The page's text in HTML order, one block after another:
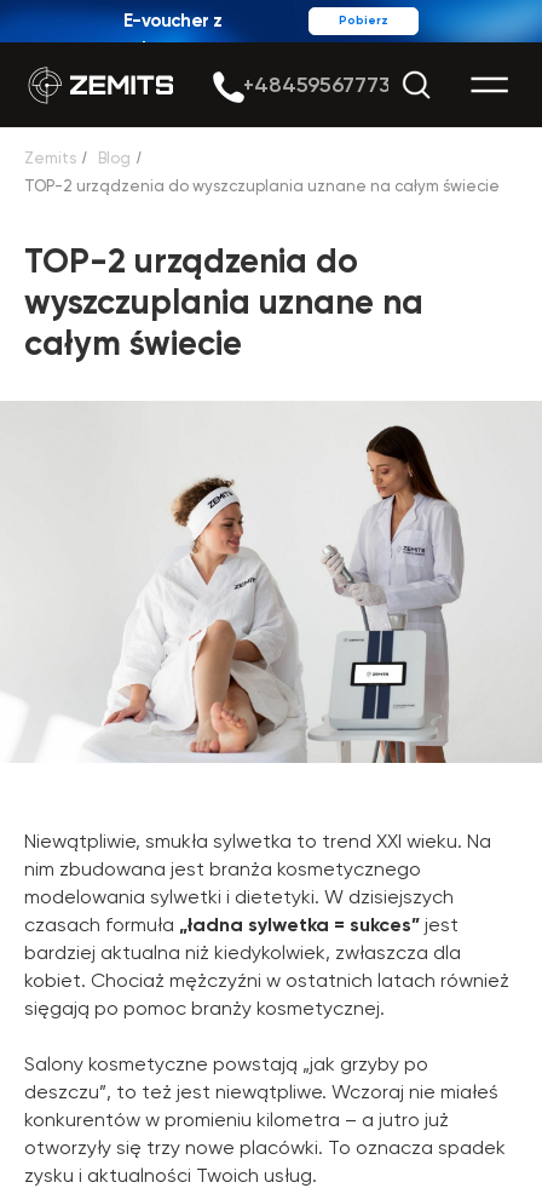
Pobierz
E-voucher z
rabatem
Zemits / Blog /
TOP-2 urządzenia do wyszczuplania uznane na całym świecie
TOP-2 urządzenia do
wyszczuplania uznane na
całym świecie
Niewątpliwie, smukła sylwetka to trend XXI wieku. Na
nim zbudowana jest branża kosmetycznego
modelowania sylwetki i dietetyki. W dzisiejszych
czasach formuła „ładna sylwetka = sukces” jest
bardziej aktualna niż kiedykolwiek, zwłaszcza dla
kobiet. Chociaż mężczyźni w ostatnich latach również
sięgają po pomoc branży kosmetycznej.
Salony kosmetyczne powstają „jak grzyby po
deszczu”, to też jest niewątpliwe. Wczoraj nie miałeś
konkurentów w promieniu kilometra – a jutro już
otworzyły się trzy nowe placówki. To oznacza spadek
zysku i aktualności Twoich usług.